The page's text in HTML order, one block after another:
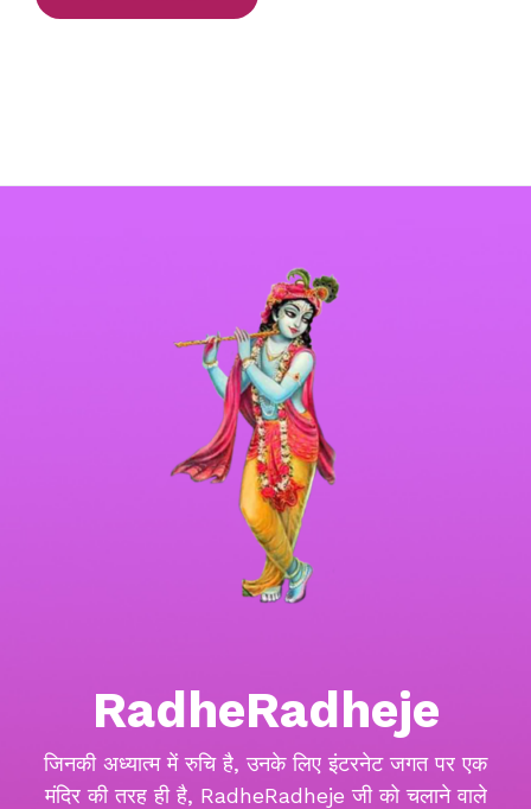
RadheRadheje
जिनकी अध्यात्म में रुचि है, उनके लिए इंटरनेट जगत पर एक
मंदिर की तरह ही है, RadheRadheje जी को चलाने वाले